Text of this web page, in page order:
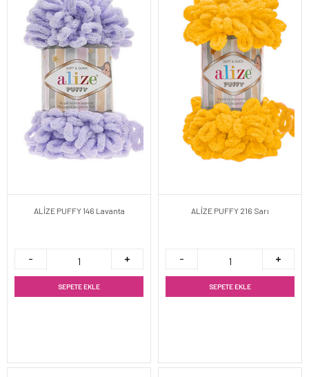
ALİZE PUFFY 146 Lavanta
SEPETE EKLE
ALİZE PUFFY 216 Sarı
SEPETE EKLE